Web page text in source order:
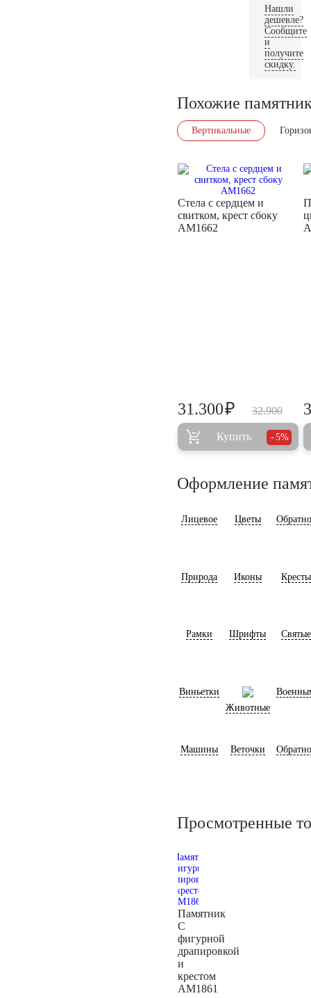
Нашли
дешевле?
Сообщите
и
получите
скидку.
Похожие
Вертикальные
Стела с сердцем и
свитком, крест сбоку
AM1662
32.900
31.300₽
Купить 5%
Оформление
Лицевое Цветы
Природа Иконы Кресты
Рамки Шрифты Святые
Виньетки
Животные
Машины Веточки
Просмотренные
Памятник
С
фигурной
драпировкой
и
крестом
AM1861